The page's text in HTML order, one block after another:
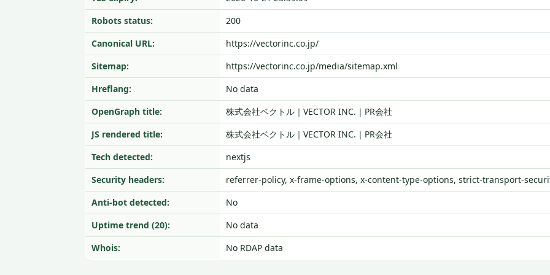
Robots status:
200
Canonical URL:
https://vectorinc.co.jp/
Sitemap:
https://vectorinc.co.jp/media/sitemap.xml
Hreflang:
No data
OpenGraph title:
株式会社ベクトル｜VECTOR INC.｜PR会社
JS rendered title:
株式会社ベクトル｜VECTOR INC.｜PR会社
Tech detected:
nextjs
Security headers:
referrer-policy, x-frame-options, x-content-type-options, strict-transport-
Anti-bot detected:
No
Uptime trend (20):
No data
Whois:
No RDAP data